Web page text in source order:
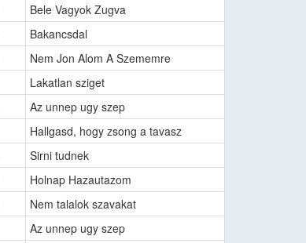
Bele Vagyok Zugva
Bakancsdal
Nem Jon Alom A Szememre
Lakatlan sziget
Az unnep ugy szep
Hallgasd, hogy zsong a tavasz
Sirni tudnek
Holnap Hazautazom
Nem talalok szavakat
Az unnep ugy szep